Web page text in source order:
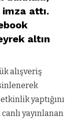
attı.
altın
alışveriş
yaptığını
yayınlanan